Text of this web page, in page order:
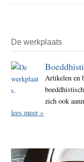
De werkplaats
Artikelen en
zich ook
lees meer »